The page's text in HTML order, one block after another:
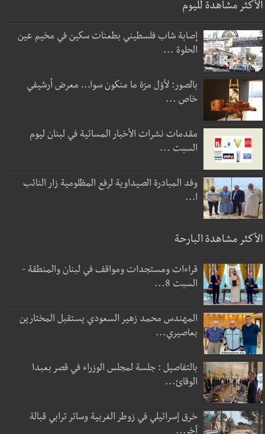
الأكثر مشاهدة لليوم
إصابة شاب فلسطيني بطعنات سكين في مخيم عين
الحلوة ...
بالصور: لأوّل مرّة ما منكون سوا… معرض أرشيفي
خاص ...
مقدمات نشرات الأخبار المسائية في لبنان ليوم
السبت ...
وفد المبادرة الصيداوية لرفع المظلومية زار النائب
ا...
الأكثر مشاهدة البارحة
قراءات ومستجدات ومواقف في لبنان والمنطقة -
السبت 8...
المهندس محمد زهير السعودي يستقبل المختارين
بعاصيري...
بالتفاصيل : جلسة لمجلس الوزراء في قصر بعبدا
الوقائ...
خرق إسرائيلي في زوطر الغربية وساتر ترابي قبالة